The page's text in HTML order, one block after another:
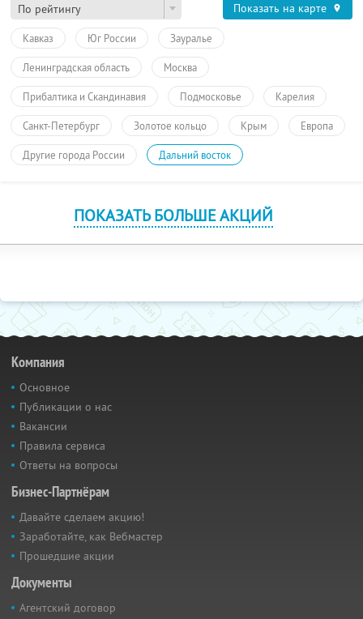
По рейтингу Показать на карте
Кавказ Юг России Зауралье
Ленинградская область Москва
Прибалтика и Скандинавия Подмосковье Карелия
Санкт-Петербург Золотое кольцо Крым Европа
Другие города России Дальний восток
ПОКАЗАТЬ БОЛЬШЕ АКЦИЙ
Компания
Основное
Публикации о нас
Вакансии
Правила сервиса
Ответы на вопросы
Бизнес-Партнёрам
Давайте сделаем акцию!
Заработайте, как Вебмастер
Прошедшие акции
Документы
Агентский договор